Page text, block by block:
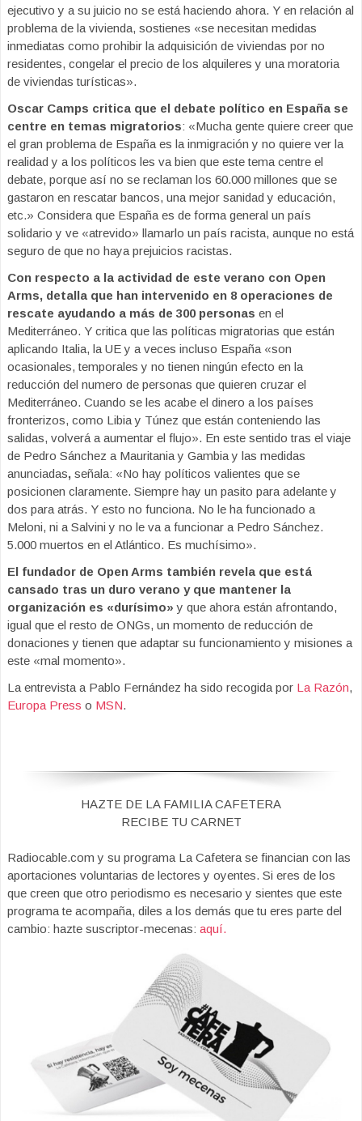
ejecutivo y a su juicio no se está haciendo ahora. Y en relación al
problema de la vivienda, sostienes «se necesitan medidas
inmediatas como prohibir la adquisición de viviendas por no
residentes, congelar el precio de los alquileres y una moratoria
de viviendas turísticas».
Oscar Camps critica que el debate político en España se
centre en temas migratorios: «Mucha gente quiere creer que
el gran problema de España es la inmigración y no quiere ver la
realidad y a los políticos les va bien que este tema centre el
debate, porque así no se reclaman los 60.000 millones que se
gastaron en rescatar bancos, una mejor sanidad y educación,
etc.» Considera que España es de forma general un país
solidario y ve «atrevido» llamarlo un país racista, aunque no está
seguro de que no haya prejuicios racistas.
Con respecto a la actividad de este verano con Open
Arms, detalla que han intervenido en 8 operaciones de
rescate ayudando a más de 300 personas en el
Mediterráneo. Y critica que las políticas migratorias que están
aplicando Italia, la UE y a veces incluso España «son
ocasionales, temporales y no tienen ningún efecto en la
reducción del numero de personas que quieren cruzar el
Mediterráneo. Cuando se les acabe el dinero a los países
fronterizos, como Libia y Túnez que están conteniendo las
salidas, volverá a aumentar el flujo». En este sentido tras el viaje
de Pedro Sánchez a Mauritania y Gambia y las medidas
anunciadas, señala: «No hay políticos valientes que se
posicionen claramente. Siempre hay un pasito para adelante y
dos para atrás. Y esto no funciona. No le ha funcionado a
Meloni, ni a Salvini y no le va a funcionar a Pedro Sánchez.
5.000 muertos en el Atlántico. Es muchísimo».
El fundador de Open Arms también revela que está
cansado tras un duro verano y que mantener la
organización es «durísimo» y que ahora están afrontando,
igual que el resto de ONGs, un momento de reducción de
donaciones y tienen que adaptar su funcionamiento y misiones a
este «mal momento».
La entrevista a Pablo Fernández ha sido recogida por La Razón,
Europa Press o MSN.
HAZTE DE LA FAMILIA CAFETERA
RECIBE TU CARNET
Radiocable.com y su programa La Cafetera se financian con las
aportaciones voluntarias de lectores y oyentes. Si eres de los
que creen que otro periodismo es necesario y sientes que este
programa te acompaña, diles a los demás que tu eres parte del
cambio: hazte suscriptor-mecenas: aquí.